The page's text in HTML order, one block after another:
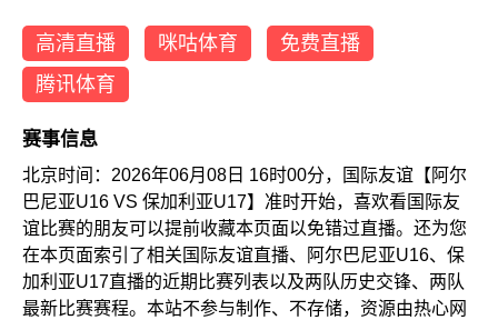
高清直播 咪咕体育
免费直播
腾讯体育
赛事信息
北京时间：2026年06月08日 16时00分，国际友谊【阿尔
巴尼亚U16 VS 保加利亚U17】准时开始，喜欢看国际友
谊比赛的朋友可以提前收藏本页面以免错过直播。还为您
在本页面索引了相关国际友谊直播、阿尔巴尼亚U16、保
加利亚U17直播的近期比赛列表以及两队历史交锋、两队
最新比赛赛程。本站不参与制作、不存储，资源由热心网